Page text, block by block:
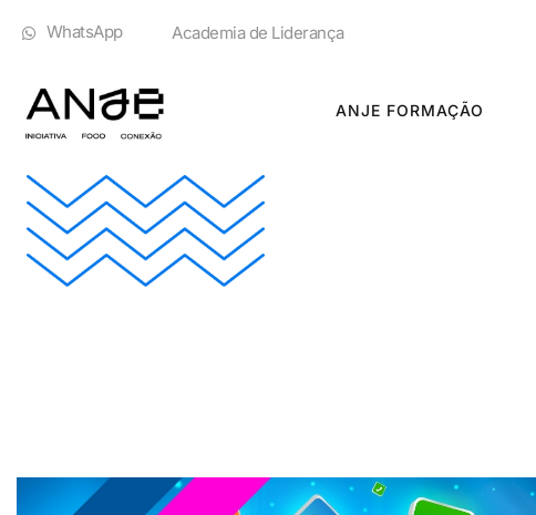
WhatsApp Academia de Liderança
ANJE FORMAÇÃO